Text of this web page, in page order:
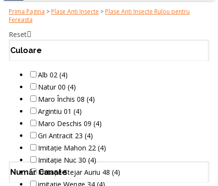
Prima Pagina > Plase Anti Insecte > Plase Anti Insecte Rulou pentru
Fereasta
Reset
Culoare
Alb 02 (4)
Natur 00 (4)
Maro Închis 08 (4)
Argintiu 01 (4)
Maro Deschis 09 (4)
Gri Antracit 23 (4)
Imitație Mahon 22 (4)
Imitație Nuc 30 (4)
Imitație Stejar Auriu 48 (4)
Număr Canate